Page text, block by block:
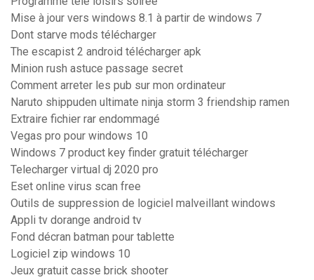
Mise à jour vers windows 8.1 à partir de windows 7
Dont starve mods télécharger
The escapist 2 android télécharger apk
Minion rush astuce passage secret
Comment arreter les pub sur mon ordinateur
Naruto shippuden ultimate ninja storm 3 friendship ramen
Extraire fichier rar endommagé
Vegas pro pour windows 10
Windows 7 product key finder gratuit télécharger
Telecharger virtual dj 2020 pro
Eset online virus scan free
Outils de suppression de logiciel malveillant windows
Appli tv dorange android tv
Fond décran batman pour tablette
Logiciel zip windows 10
Jeux gratuit casse brick shooter